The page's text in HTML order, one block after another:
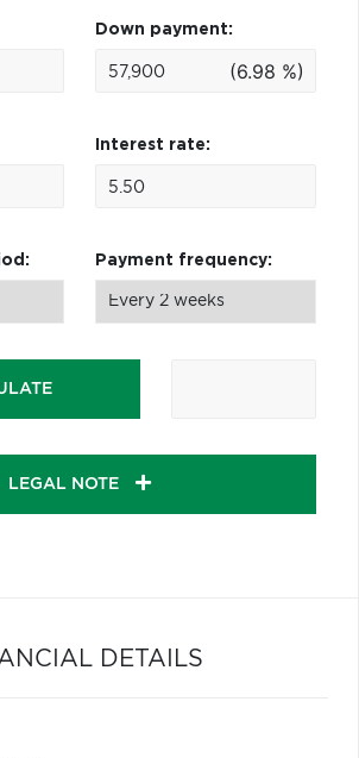
Down payment:
(6.98 %)
Interest rate:
Payment frequency:
LEGAL NOTE
DETAILS